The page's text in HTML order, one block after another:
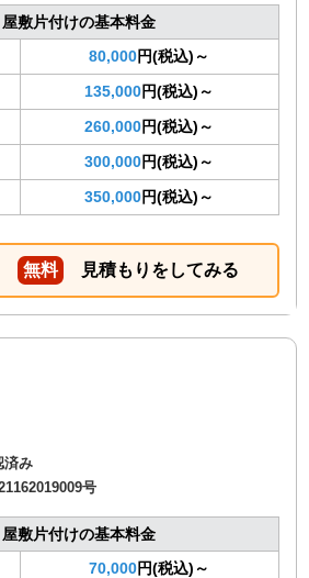
敷片付けの基本料金
80,000円(税込)～
135,000円(税込)～
260,000円(税込)～
300,000円(税込)～
350,000円(税込)～
無料 見積もりをしてみる
済み
号
屋敷片付けの基本料金
70,000円(税込)～